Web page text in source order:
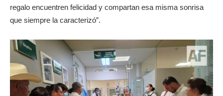
regalo encuentren felicidad y compartan esa misma sonrisa
que siempre la caracterizó”.